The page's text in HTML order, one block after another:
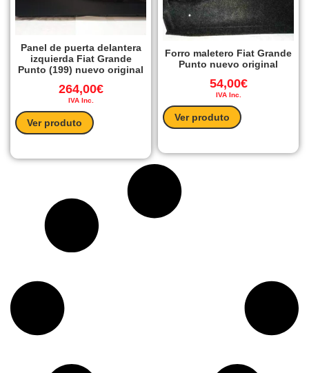
Panel de puerta delantera
izquierda Fiat Grande
Punto (199) nuevo original
264,00€
IVA Inc.
Ver produto
Forro maletero Fiat Grande
Punto nuevo original
54,00€
IVA Inc.
Ver produto